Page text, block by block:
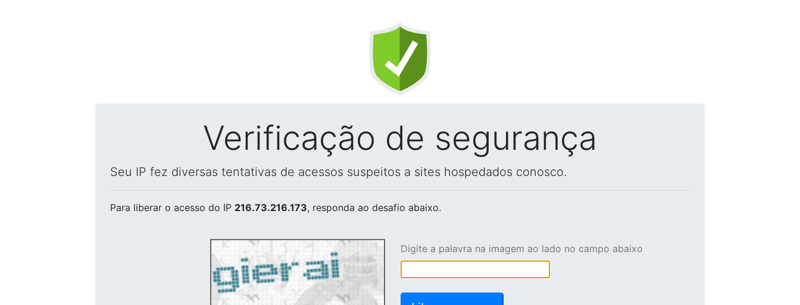
Verificação de segurança
Seu IP fez diversas tentativas de acessos suspeitos a sites hospedados conosco.
Para liberar o acesso do IP 216.73.216.173, responda ao desafio abaixo.
Digite a palavra na imagem ao lado no campo abaixo